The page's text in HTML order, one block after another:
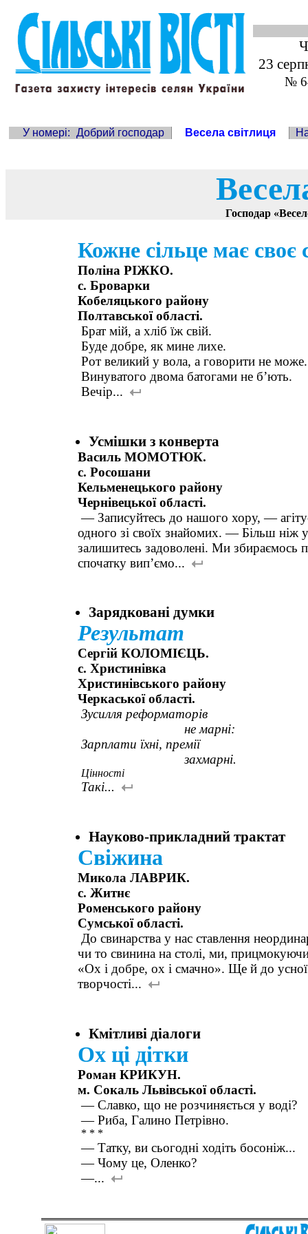
23
№
У номері: Добрий господар Весела світлиця
Господар
Кожне сільце має
Поліна РІЖКО.
с. Броварки
Кобеляцького району
Полтавської області.
Брат мій, а хліб їж свій.
Буде добре, як мине лихе.
Рот великий у вола, а говорити не може.
Винуватого двома батогами не б’ють.
Вечір...
Усмішки з конверта
Василь МОМОТЮК.
с. Росошани
Кельменецького району
Чернівецької області.
— Записуйтесь до нашого хору, —
одного зі своїх знайомих. — Більш ніж
залишитесь задоволені. Ми збираємось
спочатку вип’ємо...
Зарядковані думки
Результат
Сергій КОЛОМІЄЦЬ.
с. Христинівка
Христинівського району
Черкаської області.
Зусилля реформаторів
не марні:
Зарплати їхні, премії
захмарні.
Цінності
Такі...
Науково-прикладний трактат
Свіжина
Микола ЛАВРИК.
с. Житнє
Роменського району
Сумської області.
До свинарства у нас ставлення
чи то свинина на столі, ми,
«Ох і добре, ох і смачно». Ще й до усної
творчості...
Кмітливі діалоги
Ох ці дітки
Роман КРИКУН.
м. Сокаль Львівської області.
— Славко, що не розчиняється у воді?
— Риба, Галино Петрівно.
* * *
— Татку, ви сьогодні ходіть босоніж...
— Чому це, Оленко?
—...